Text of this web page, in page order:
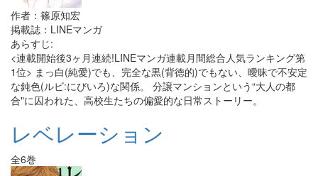
作者：篠原知宏
掲載誌：LINEマンガ
あらすじ:
<連載開始後3ヶ月連続!LINEマンガ連載月間総合人気ランキング第
1位> まっ白(純愛)でも、完全な黒(背徳的)でもない、曖昧で不安定
な鈍色(ルビ:にびいろ)な関係。 分譲マンションという“大人の都
合"に囚われた、高校生たちの偏愛的な日常ストーリー。
レベレーション
全6巻